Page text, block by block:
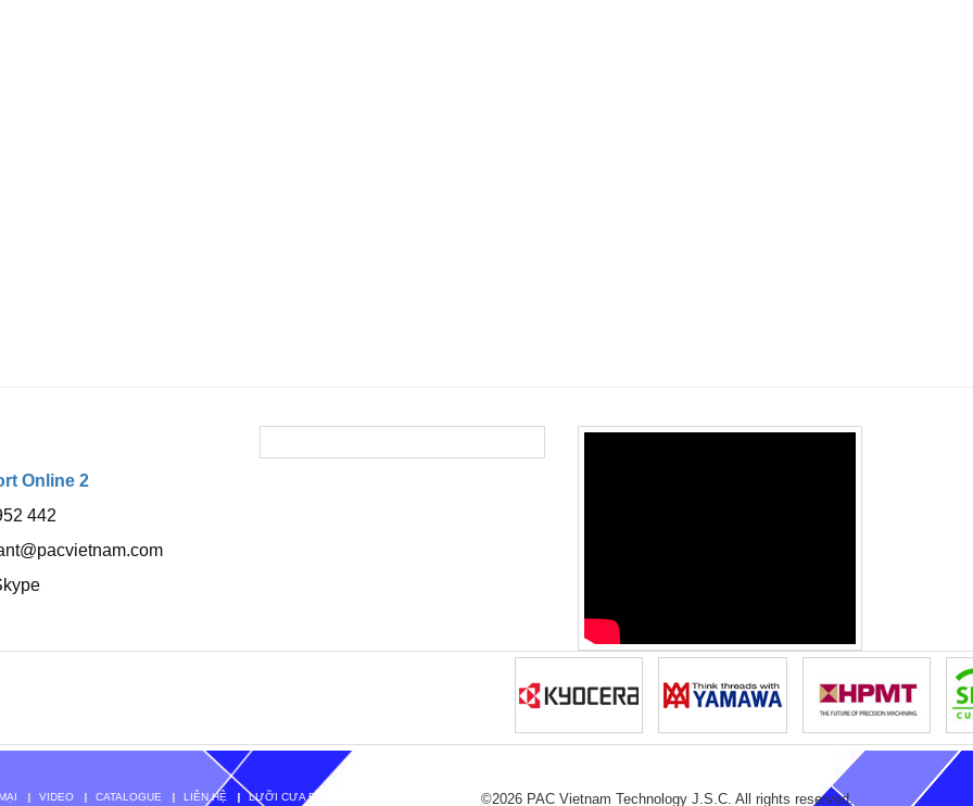
Online 2
442
VIDEO CATALOGUE LIÊN HỆ LƯỠI CƯA ĐĨA TENRYU ©2026 PAC Vietnam Technology J.S.C. All rights reserved.